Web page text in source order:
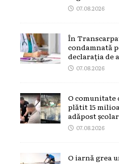
07.08.2026
În
condamnată
declarația de
07.08.2026
O comunitate
plătit 15
adăpost
07.08.2026
O iarnă grea